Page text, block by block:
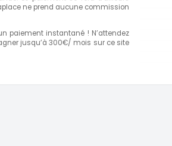
ne prend aucune commission
paiement instantané ! N’attendez
jusqu’à 300€/ mois sur ce site